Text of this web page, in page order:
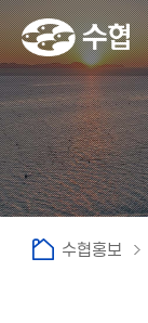
수협홍보